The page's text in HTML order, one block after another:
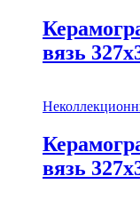
вязь
вязь